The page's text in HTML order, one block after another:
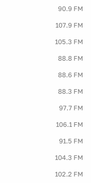
90.9 FM
107.9 FM
105.3 FM
88.8 FM
88.6 FM
88.3 FM
97.7 FM
106.1 FM
91.5 FM
104.3 FM
102.2 FM